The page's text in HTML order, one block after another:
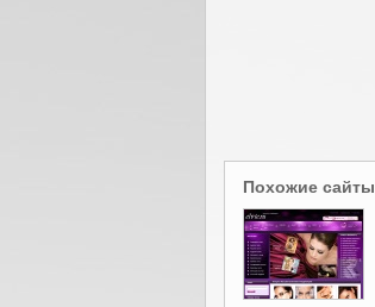
Похожие сайты